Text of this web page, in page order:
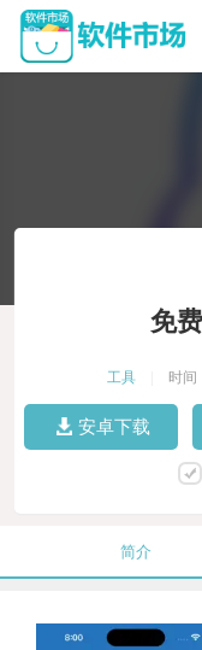
免
工具 时间
安卓下载
简介